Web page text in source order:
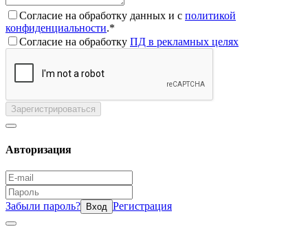
Согласие на обработку данных и с политикой
конфиденциальности.*
Согласие на обработку ПД в рекламных целях
Зарегистрироваться
Авторизация
Забыли пароль? Вход Регистрация